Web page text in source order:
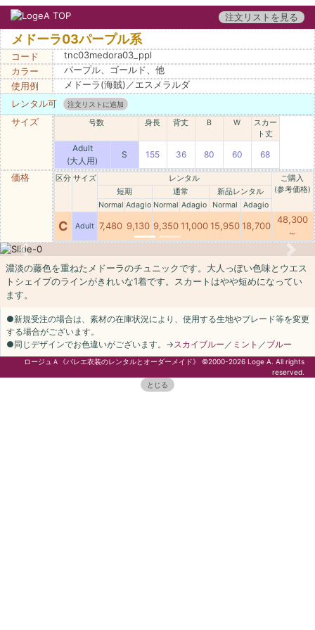
注文リストを見る
メドーラ03パープル系
コード
tnc03medora03_ppl
カラー
パープル、ゴールド、他
使用例
メドーラ(海賊)／エスメラルダ
レンタル可
注文リストに追加
サイズ 号数 身長 背丈 B W
スカー
ト丈
Adult
(大人用)
S 155 36 80 60 68
価格 区分 サイズ レンタル
ご購入
(参考価格)
短期 通常
新品レンタル
Normal Adagio Normal Adagio Normal Adagio
C Adult 7,480 9,130 9,350 11,000 15,950 18,700
48,300
～
Previous
Next
濃淡の藤色を重ねたメドーラのチュニックです。大人っぽい色味とウエス
トシェイプのラインがきれいな1着です。スカートはやや短めになってい
ます。
●新規受注の場合は、素材の在庫状況により、使用する生地やブレード等を変更
する場合がございます。
●同じデザインでお色違いがございます。→スカイブルー ／ ミント ／ ブルー
ロージュＡ《バレエ衣装のレンタルとオーダーメイド》 ©2000-2026 Loge A. All rights
reserved.
とじる